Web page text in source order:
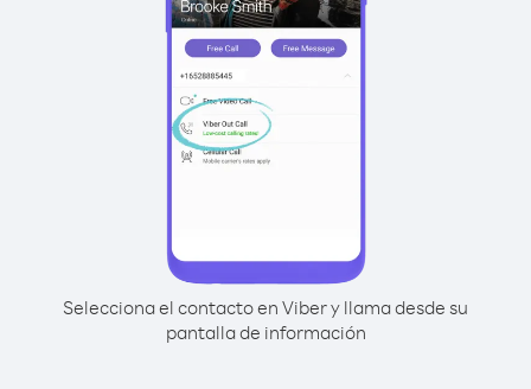
Selecciona el contacto en Viber y llama desde su
pantalla de información